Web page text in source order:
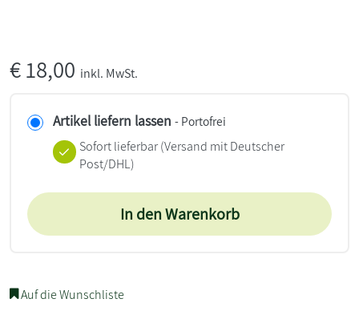
€18,00 inkl. MwSt.
Artikel liefern lassen - Portofrei
Sofort lieferbar(Versand mit Deutscher
Post/DHL)
In den Warenkorb
Auf die Wunschliste